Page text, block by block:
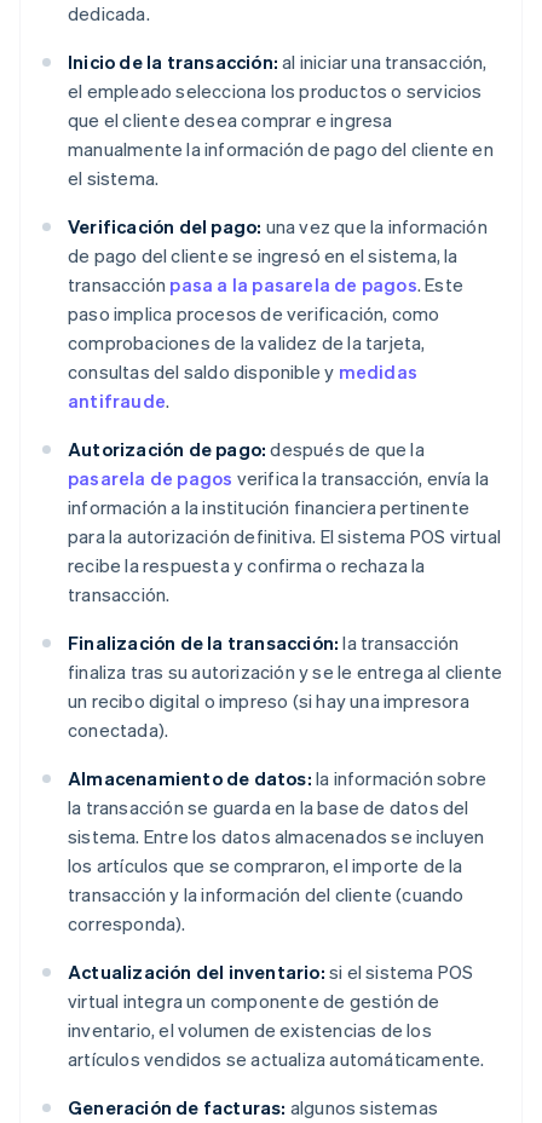
dedicada.
Inicio de la transacción: al iniciar una transacción,
el empleado selecciona los productos o servicios
que el cliente desea comprar e ingresa
manualmente la información de pago del cliente en
el sistema.
Verificación del pago: una vez que la información
de pago del cliente se ingresó en el sistema, la
transacción pasa a la pasarela de pagos. Este
paso implica procesos de verificación, como
comprobaciones de la validez de la tarjeta,
consultas del saldo disponible y medidas
antifraude.
Autorización de pago: después de que la
pasarela de pagos verifica la transacción, envía la
información a la institución financiera pertinente
para la autorización definitiva. El sistema POS virtual
recibe la respuesta y confirma o rechaza la
transacción.
Finalización de la transacción: la transacción
finaliza tras su autorización y se le entrega al cliente
un recibo digital o impreso (si hay una impresora
conectada).
Almacenamiento de datos: la información sobre
la transacción se guarda en la base de datos del
sistema. Entre los datos almacenados se incluyen
los artículos que se compraron, el importe de la
transacción y la información del cliente (cuando
corresponda).
Actualización del inventario: si el sistema POS
virtual integra un componente de gestión de
inventario, el volumen de existencias de los
artículos vendidos se actualiza automáticamente.
Generación de facturas: algunos sistemas